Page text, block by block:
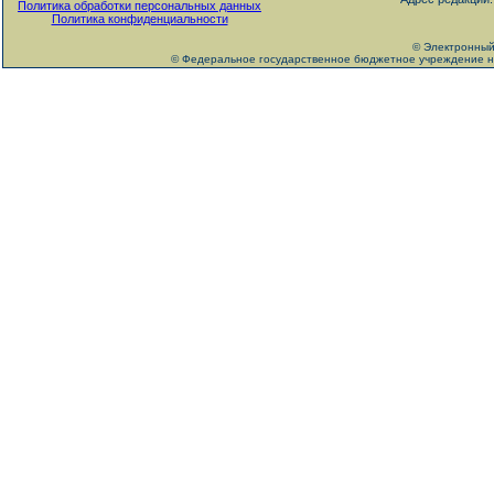
Политика обработки персональных данных
Политика конфиденциальности
©
© Федеральное государственное бюджетное учреждение